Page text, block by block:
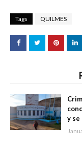
Tags QUILMES
y se